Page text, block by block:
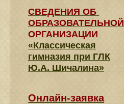
СВЕДЕНИЯ​ ОБ
ОБРАЗОВАТЕЛЬНОЙ
ОРГАНИЗАЦИИ
«Классическая
гимназия при ГЛК
Ю.А. Шичалина»
Онлайн-заявка